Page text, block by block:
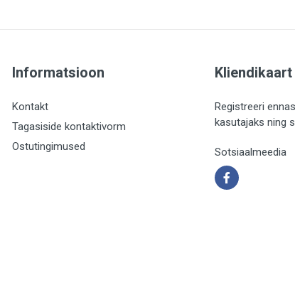
Informatsioon
Kontakt
Tagasiside kontaktivorm
Ostutingimused
Kliendikaart
Registreeri
kasutajaks ning
Sotsiaalmeedia